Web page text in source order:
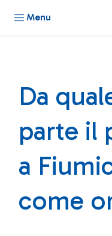
Menu
Da
parte il
a
come